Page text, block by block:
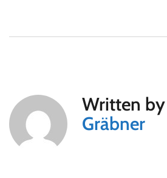
Written by
Gräbner